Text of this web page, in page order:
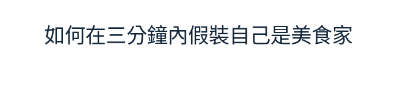
如何在三分鐘內假裝自己是美食家